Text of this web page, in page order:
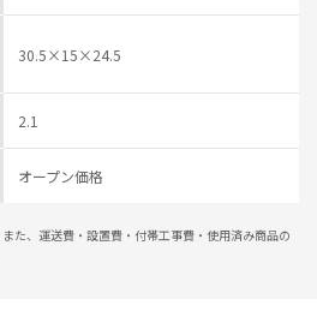
30.5×15×24.5
2.1
オープン価格
た、運送費・設置費・付帯工事費・使用済み商品の